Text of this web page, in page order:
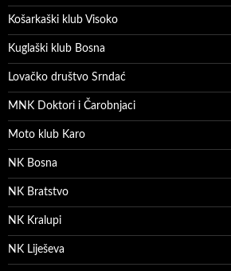
Košarkaški klub Visoko
Kuglaški klub Bosna
Lovačko društvo Srndać
MNK Doktori i Čarobnjaci
Moto klub Karo
NK Bosna
NK Bratstvo
NK Kralupi
NK Liješeva